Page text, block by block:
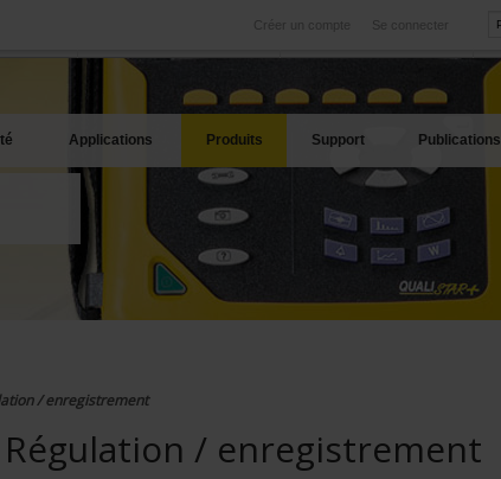
Se connecter
Créer un compte
International
Nos filiales à l'étranger
Nos meilleures offres
Applications Produits Support Publications
/ enregistrement
Régulation / enregistrement